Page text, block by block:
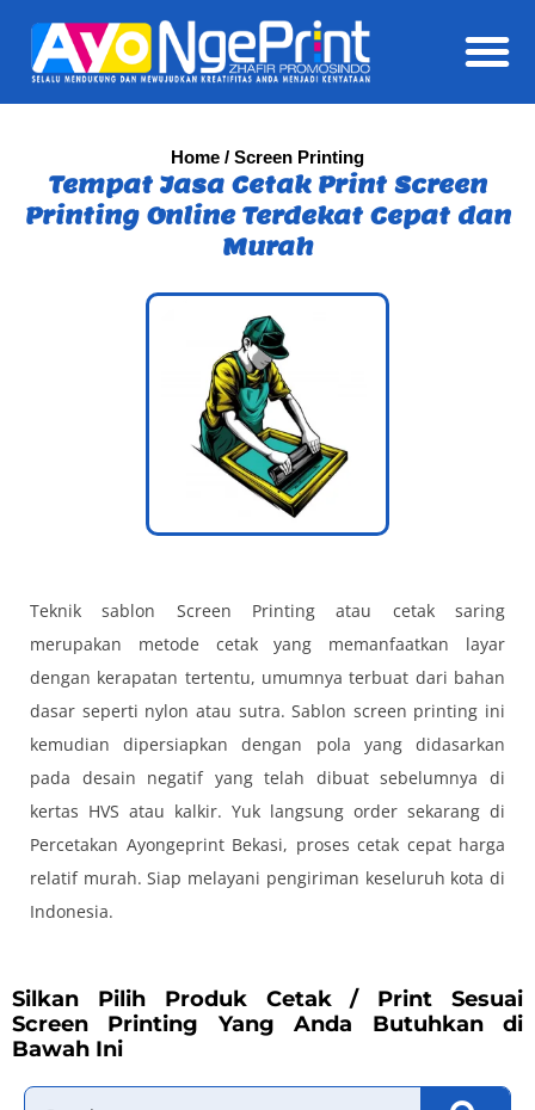
Home / Screen Printing
Tempat Jasa Cetak Print Screen
Printing Online Terdekat Cepat dan
Murah
Teknik sablon Screen Printing atau cetak saring
merupakan metode cetak yang memanfaatkan layar
dengan kerapatan tertentu, umumnya terbuat dari bahan
dasar seperti nylon atau sutra. Sablon screen printing ini
kemudian dipersiapkan dengan pola yang didasarkan
pada desain negatif yang telah dibuat sebelumnya di
kertas HVS atau kalkir. Yuk langsung order sekarang di
Percetakan Ayongeprint Bekasi, proses cetak cepat harga
relatif murah. Siap melayani pengiriman keseluruh kota di
Indonesia.
Silkan Pilih Produk Cetak / Print Sesuai
Screen Printing Yang Anda Butuhkan di
Bawah Ini